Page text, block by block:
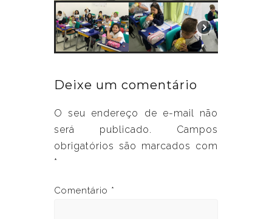
Deixe um comentário
O seu endereço de e-mail não
será publicado.
Campos
obrigatórios são marcados com
*
Comentário *